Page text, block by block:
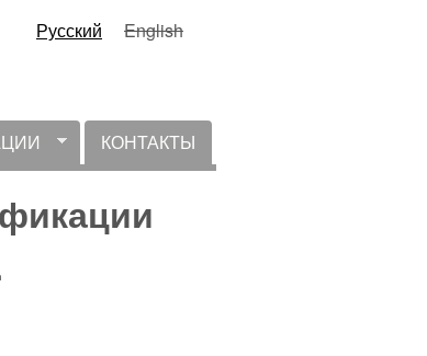
Русский English
КОНТАКТЫ